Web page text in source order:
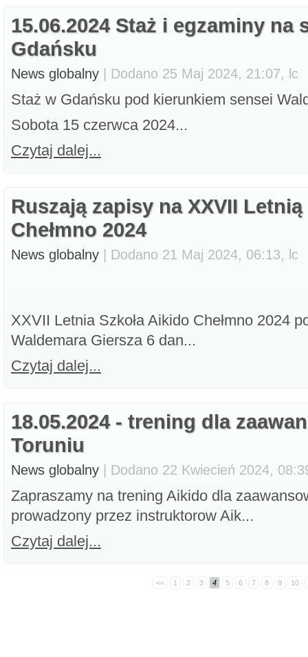
15.06.2024 Staż i egzaminy na
Gdańsku
News globalny | Dodano 25 Maj 2024, 21:07, lc
Staż w Gdańsku pod kierunkiem sensei
Sobota 15 czerwca 2024...
Czytaj dalej...
Ruszają zapisy na XXVII Letnią
Chełmno 2024
News globalny | Dodano 21 Maj 2024, 06:13, lc
XXVII Letnia Szkoła Aikido Chełmno 2024
Waldemara Giersza 6 dan...
Czytaj dalej...
18.05.2024 - trening dla
Toruniu
News globalny | Dodano 22 Kwiecień 2024,
Zapraszamy na trening Aikido dla
prowadzony przez instruktorow Aik...
Czytaj dalej...
<< 1 2 3 4 5 6 7 8 9 10